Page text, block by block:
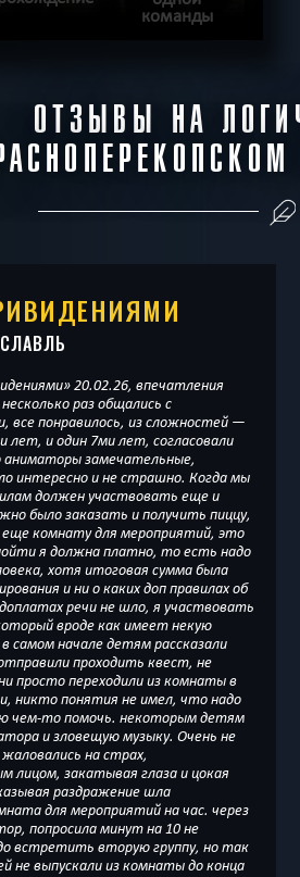
команды
| КВЕСТ ПРОЙДЕН
ОТЗЫВЫ НА
20.02.26, впечатления
раз общались с
все понравилось, из сложностей —
лет, и один 7ми лет, согласовали
аниматоры замечательные,
интересно и не страшно. Когда мы
должен участвовать еще и
было заказать и получить пиццу,
еще комнату для мероприятий, это
я должна платно, то есть надо
хотя итоговая сумма была
и ни о каких доп правилах об
я участвовать
вроде как имеет некую
самом начале детям рассказали
проходить квест, не
просто переходили из комнаты в
никто понятия не имел, что надо
некоторым детям
и зловещую музыку. Очень не
на страх,
лицом, закатывая глаза и цокая
раздражение шла
для мероприятий на час. через
попросила минут на 10 не
встретить вторую группу, но так
не выпускали из комнаты до конца